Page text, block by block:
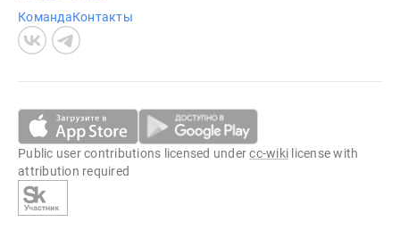
КомандаКонтакты
Public user contributions licensed undercc-wiki license with
attribution required